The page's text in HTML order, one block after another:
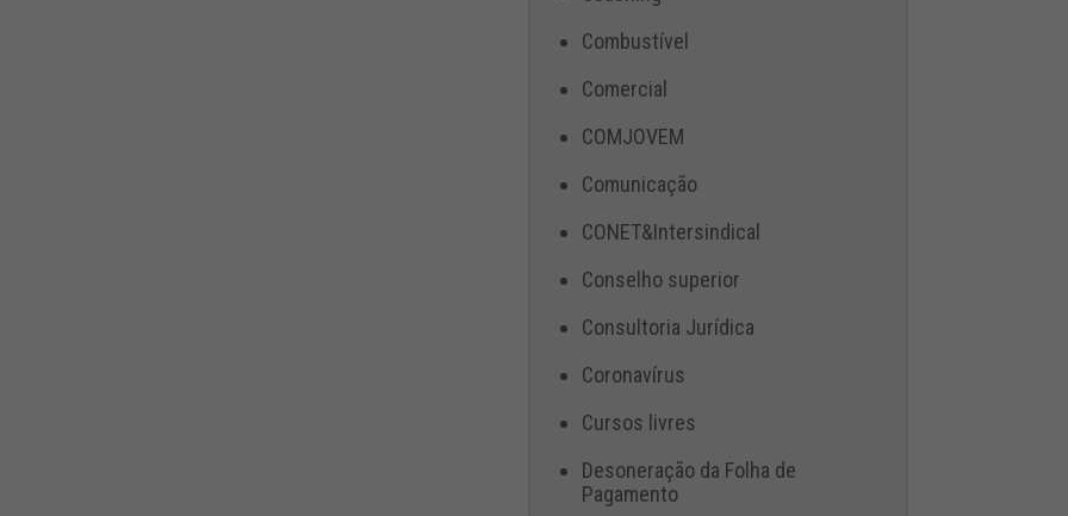
Combustível
Comercial
COMJOVEM
Comunicação
CONET&Intersindical
Conselho superior
Consultoria Jurídica
Coronavírus
Cursos livres
Desoneração da Folha de
Pagamento